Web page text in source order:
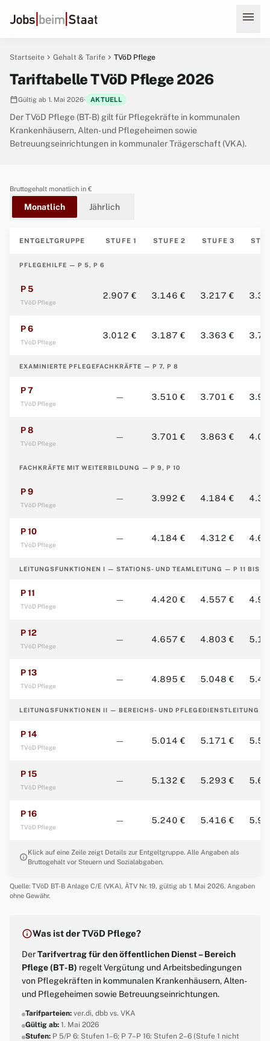
menu
Startseite chevron_right Gehalt & Tarife chevron_right TVöD Pflege
Tariftabelle TVöD Pflege 2026
calendar_todayGültig ab 1. Mai 2026· AKTUELL
Der TVöD Pflege (BT-B) gilt für Pflegekräfte in kommunalen
Krankenhäusern, Alten- und Pflegeheimen sowie
Betreuungseinrichtungen in kommunaler Trägerschaft (VKA).
Bruttogehalt monatlich in €
Monatlich Jährlich
ENTGELTGRUPPE STUFE 1 STUFE 2 STUFE 3
PFLEGEHILFE — P 5, P 6
P 5
TVöD Pflege
2.907 € 3.146 € 3.217 €
P 6
TVöD Pflege
3.012 € 3.187 € 3.363 €
EXAMINIERTE PFLEGEFACHKRÄFTE — P 7, P 8
P 7
TVöD Pflege
— 3.510 € 3.701 €
P 8
TVöD Pflege
— 3.701 € 3.863 €
FACHKRÄFTE MIT WEITERBILDUNG — P 9, P 10
P 9
TVöD Pflege
— 3.992 € 4.184 €
P 10
TVöD Pflege
— 4.184 € 4.312 €
LEITUNGSFUNKTIONEN I — STATIONS- UND TEAMLEITUNG — P 11 BIS P
P 11
TVöD Pflege
— 4.420 € 4.557 €
P 12
TVöD Pflege
— 4.657 € 4.803 €
P 13
TVöD Pflege
— 4.895 € 5.048 €
LEITUNGSFUNKTIONEN II — BEREICHS- UND PFLEGEDIENSTLEITUNG —
P 14
TVöD Pflege
— 5.014 € 5.171 €
P 15
TVöD Pflege
— 5.132 € 5.293 €
P 16
TVöD Pflege
— 5.240 € 5.416 €
infoKlick auf eine Zeile zeigt Details zur Entgeltgruppe. Alle Angaben als
Bruttogehalt vor Steuern und Sozialabgaben.
Quelle: TVöD BT-B Anlage C/E (VKA), ÄTV Nr. 19, gültig ab 1. Mai 2026. Angaben
ohne Gewähr.
infoWas ist der TVöD Pflege?
DerTarifvertrag für den öffentlichen Dienst – Bereich
Pflege (BT-B) regelt Vergütung und Arbeitsbedingungen
von Pflegekräften in kommunalen Krankenhäusern, Alten-
und Pflegeheimen sowie Betreuungseinrichtungen.
Tarifparteien: ver.di, dbb vs. VKA
Gültig ab: 1. Mai 2026
Stufen: P 5/P 6: Stufen 1–6; P 7–P 16: Stufen 2–6 (Stufe 1 nicht